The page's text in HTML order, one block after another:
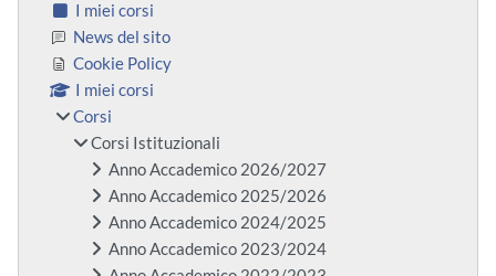
I miei corsi
News del sito
Cookie Policy
I miei corsi
Corsi
Corsi Istituzionali
Anno Accademico 2026/2027
Anno Accademico 2025/2026
Anno Accademico 2024/2025
Anno Accademico 2023/2024